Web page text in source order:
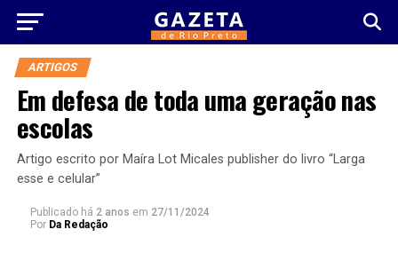
ARTIGOS
Em defesa de toda uma geração nas
escolas
Artigo escrito por Maíra Lot Micales publisher do livro “Larga
esse e celular”
Publicado há 2 anos em 27/11/2024
Por Da Redação